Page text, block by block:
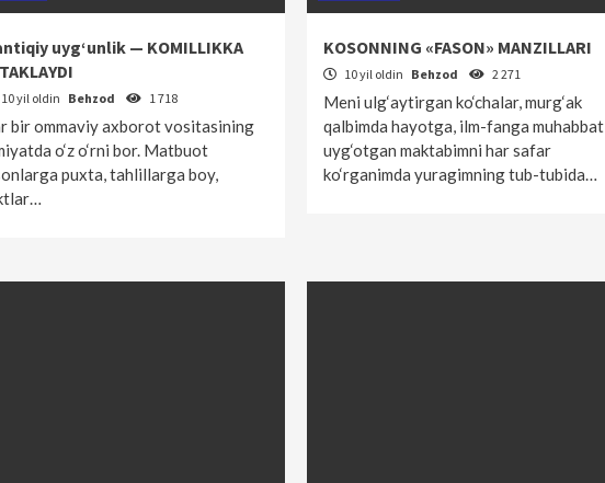
uyg‘unlik — KOMILLIKKA
10 yil oldin Behzod 1 718
bir ommaviy axborot vositasining
o‘z o‘rni bor. Matbuot
puxta, tahlillarga boy,
KOSONNING «FASON» MANZILLARI
10 yil oldin Behzod 2 271
Meni ulg‘aytirgan ko‘chalar, murg‘ak
qalbimda hayotga, ilm-fanga muhabbat
uyg‘otgan maktabimni har safar
ko‘rganimda yuragimning tub-tubida…